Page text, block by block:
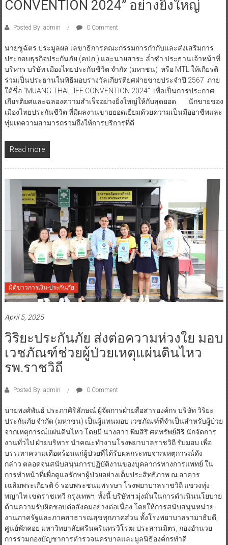
CONVENTION 2024” อย่างยิ่งใหญ่
Posted By: admin 0 Comment
นายชูฉัตร ประมูลผล เลขาธิการคณะกรรมการกำกับและส่งเสริมการ
ประกอบธุรกิจประกันภัย (คปภ.) และนายสาระ ล่ำซำ ประธานเจ้าหน้าที่
บริหาร บริษัท เมืองไทยประกันชีวิต จำกัด (มหาชน) หรือ MTL ให้เกียรติ
ร่วมเป็นประธานในพิธีมอบรางวัลเกียรติยศฝ่ายขายประจำปี 2567 ภาย
ใต้ชื่อ “MUANG THAI LIFE CONVENTION 2024″ เพื่อเป็นการประกาศ
เกียรติยศและฉลองความสำเร็จอย่างยิ่งใหญ่ให้กับสุดยอด นักขายของ
เมืองไทยประกันชีวิต ที่มีผลงานขายยอดเยี่ยมด้วยความเป็นมืออาชีพและ
ทุ่มเทความสามารถรวมถึงให้การบริการที่ดี
Read more
มิติข่าวการเงิน-ประกันภัย
April 5, 2025
วิริยะประกันภัย ส่งต่อความห่วงใย มอบ
เวชภัณฑ์ช่วยผู้ป่วยเหตุแผ่นดินไหว
รพ.ราชวิถี
Posted By: admin 0 Comment
นายพงศ์พันธ์ ประภาศิริลักษณ์ ผู้จัดการฝ่ายสื่อสารองค์กร บริษัท วิริยะ
ประกันภัย จำกัด (มหาชน) เป็นผู้แทนมอบ เวชภัณฑ์ที่จำเป็นสำหรับผู้ป่วย
จากเหตุการณ์แผ่นดินไหว โดยมี นางสาว พิมสิริ ศตทรัพย์สิริ นักจัดการ
งานทั่วไป ฝ่ายบริหาร นำคณะทำงานโรงพยาบาลราชวิถี รับมอบ เพื่อ
บรรเทาความเดือดร้อนแก่ผู้ป่วยที่ได้รับผลกระทบจากเหตุการณ์ดัง
กล่าว ตลอดจนสนับสนุนการปฏิบัติงานของบุคลากรทางการแพทย์ ใน
การทำหน้าที่เพื่อดูแลรักษาผู้ป่วยอย่างเต็มประสิทธิภาพ ณ อาคาร
เฉลิมพระเกียรติ 6 รอบพระชนมพรรษา โรงพยาบาลราชวิถี แขวงทุ่ง
พญาไท เขตราชเทวี กรุงเทพฯ ทั้งนี้ บริษัทฯ มุ่งมั่นในการดำเนินนโยบาย
ด้านความรับผิดชอบต่อสังคมอย่างต่อเนื่อง โดยให้การสนับสนุนหน่วย
งานภาครัฐและภาคสาธารณสุขทุกภาคส่วน ทั้งโรงพยาบาลรามาธิบดี,
ศูนย์พักคอย มหาวิทยาลัยศรีนครินทรวิโรฒ ประสานมิตร, กองอำนวย
การร่วมกองบัญชาการตำรวจนครบาลและมูลนิธิองค์กรทำดี